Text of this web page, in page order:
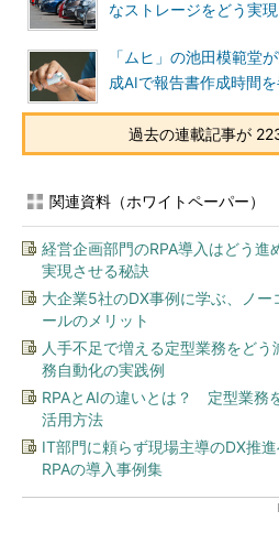
なストレージをどう実
「ムヒ」の池田模範堂
成AIで報告書作成時間
過去の連載記事が
関連資料（ホワイトペーパー）
経営企画部門のRPA導入はどう
実現させる秘訣
大企業5社のDX事例に学ぶ、ノ
ールのメリット
人手不足で増える定型業務をど
務自動化の実践例
RPAとAIの違いとは？ 定型業務
活用方法
IT部門に頼らず現場主導のDX推
RPAの導入事例集